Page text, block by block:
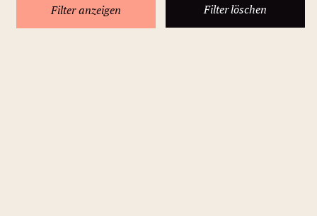
Filter anzeigen Filter löschen